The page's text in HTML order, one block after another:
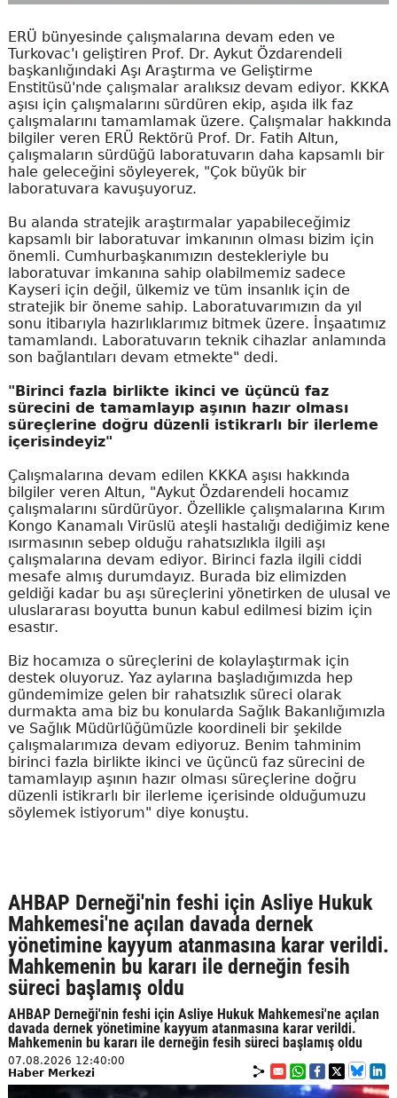
ERÜ bünyesinde çalışmalarına devam eden ve
Turkovac'ı geliştiren Prof. Dr. Aykut Özdarendeli
başkanlığındaki Aşı Araştırma ve Geliştirme
Enstitüsü'nde çalışmalar aralıksız devam ediyor. KKKA
aşısı için çalışmalarını sürdüren ekip, aşıda ilk faz
çalışmalarını tamamlamak üzere. Çalışmalar hakkında
bilgiler veren ERÜ Rektörü Prof. Dr. Fatih Altun,
çalışmaların sürdüğü laboratuvarın daha kapsamlı bir
hale geleceğini söyleyerek, "Çok büyük bir
laboratuvara kavuşuyoruz.
Bu alanda stratejik araştırmalar yapabileceğimiz
kapsamlı bir laboratuvar imkanının olması bizim için
önemli. Cumhurbaşkanımızın destekleriyle bu
laboratuvar imkanına sahip olabilmemiz sadece
Kayseri için değil, ülkemiz ve tüm insanlık için de
stratejik bir öneme sahip. Laboratuvarımızın da yıl
sonu itibarıyla hazırlıklarımız bitmek üzere. İnşaatımız
tamamlandı. Laboratuvarın teknik cihazlar anlamında
son bağlantıları devam etmekte" dedi.
"Birinci fazla birlikte ikinci ve üçüncü faz
sürecini de tamamlayıp aşının hazır olması
süreçlerine doğru düzenli istikrarlı bir ilerleme
içerisindeyiz"
Çalışmalarına devam edilen KKKA aşısı hakkında
bilgiler veren Altun, "Aykut Özdarendeli hocamız
çalışmalarını sürdürüyor. Özellikle çalışmalarına Kırım
Kongo Kanamalı Virüslü ateşli hastalığı dediğimiz kene
ısırmasının sebep olduğu rahatsızlıkla ilgili aşı
çalışmalarına devam ediyor. Birinci fazla ilgili ciddi
mesafe almış durumdayız. Burada biz elimizden
geldiği kadar bu aşı süreçlerini yönetirken de ulusal ve
uluslararası boyutta bunun kabul edilmesi bizim için
esastır.
Biz hocamıza o süreçlerini de kolaylaştırmak için
destek oluyoruz. Yaz aylarına başladığımızda hep
gündemimize gelen bir rahatsızlık süreci olarak
durmakta ama biz bu konularda Sağlık Bakanlığımızla
ve Sağlık Müdürlüğümüzle koordineli bir şekilde
çalışmalarımıza devam ediyoruz. Benim tahminim
birinci fazla birlikte ikinci ve üçüncü faz sürecini de
tamamlayıp aşının hazır olması süreçlerine doğru
düzenli istikrarlı bir ilerleme içerisinde olduğumuzu
söylemek istiyorum" diye konuştu.
AHBAP Derneği'nin feshi için Asliye Hukuk
Mahkemesi'ne açılan davada dernek
yönetimine kayyum atanmasına karar verildi.
Mahkemenin bu kararı ile derneğin fesih
süreci başlamış oldu
AHBAP Derneği'nin feshi için Asliye Hukuk Mahkemesi'ne açılan
davada dernek yönetimine kayyum atanmasına karar verildi.
Mahkemenin bu kararı ile derneğin fesih süreci başlamış oldu
07.08.2026 12:40:00
Haber Merkezi